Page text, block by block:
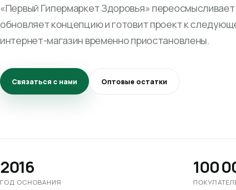
«Первый Гипермаркет Здоровья» переосмысливает
обновляет концепцию и готовит проект к
интернет-магазин временно приостановлены.
Связаться с нами Оптовые остатки
2016
ГОД ОСНОВАНИЯ
100